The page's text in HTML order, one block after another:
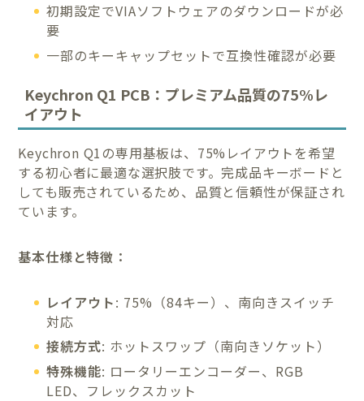
初期設定でVIAソフトウェアのダウンロードが必
要
一部のキーキャップセットで互換性確認が必要
Keychron Q1 PCB：プレミアム品質の75%レ
イアウト
Keychron Q1の専用基板は、75%レイアウトを希望
する初心者に最適な選択肢です。完成品キーボードと
しても販売されているため、品質と信頼性が保証され
ています。
基本仕様と特徴：
レイアウト: 75%（84キー）、南向きスイッチ
対応
接続方式: ホットスワップ（南向きソケット）
特殊機能: ロータリーエンコーダー、RGB
LED、フレックスカット